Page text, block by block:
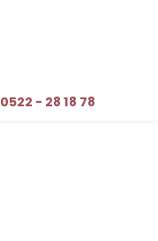
0522 - 28 18 78